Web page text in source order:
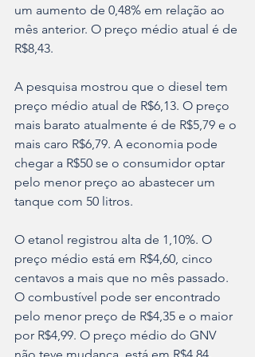
um aumento de 0,48% em relação ao
mês anterior. O preço médio atual é de
R$8,43.
A pesquisa mostrou que o diesel tem
preço médio atual de R$6,13. O preço
mais barato atualmente é de R$5,79 e o
mais caro R$6,79. A economia pode
chegar a R$50 se o consumidor optar
pelo menor preço ao abastecer um
tanque com 50 litros.
O etanol registrou alta de 1,10%. O
preço médio está em R$4,60, cinco
centavos a mais que no mês passado.
O combustível pode ser encontrado
pelo menor preço de R$4,35 e o maior
por R$4,99. O preço médio do GNV